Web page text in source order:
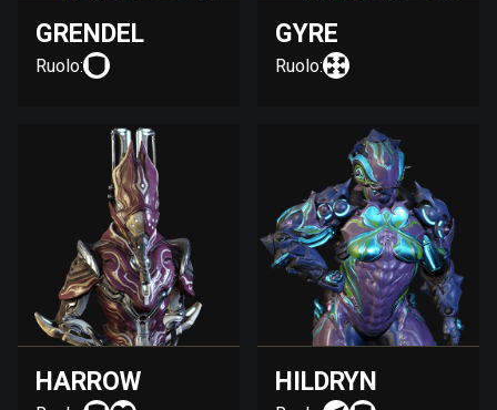
GRENDEL
Ruolo:
GYRE
Ruolo:
HARROW HILDRYN